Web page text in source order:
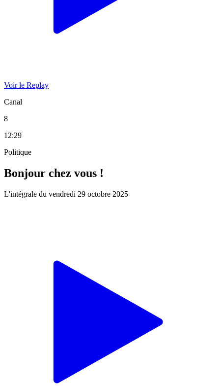
Voir le Replay
Canal
8
12:29
Politique
Bonjour chez vous !
L'intégrale du vendredi 29 octobre 2025